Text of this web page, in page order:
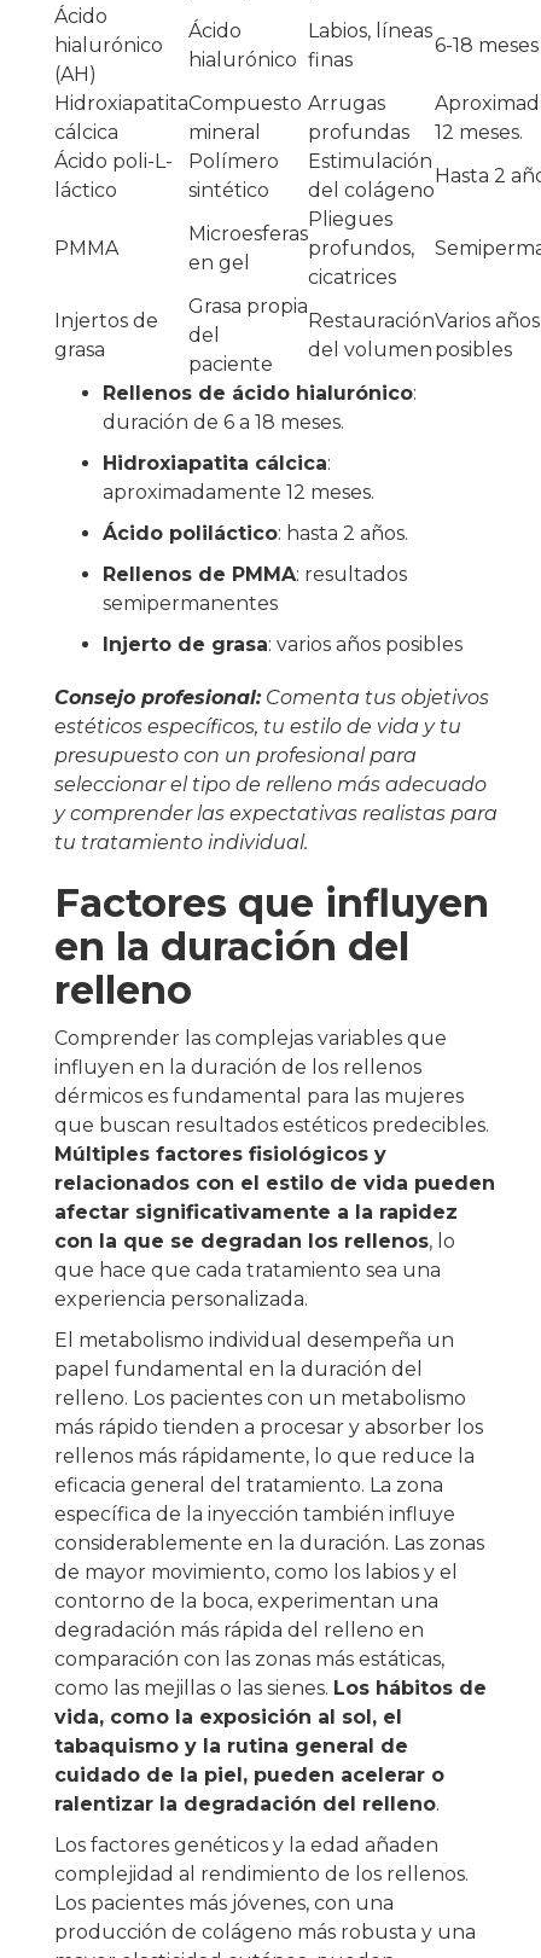
Ácido
hialurónico
(AH)
Ácido
hialurónico
Labios, líneas
finas
6-18 meses
Hidroxiapatita
cálcica
Compuesto
mineral
Arrugas
profundas
12 meses.
Ácido poli-L-
láctico
Polímero
sintético
Estimulación
del colágeno
Hasta 2
PMMA
Microesferas
en gel
Pliegues
profundos,
cicatrices
Injertos de
grasa
Grasa propia
del
paciente
Restauración
del volumen
Varios años
posibles
Rellenos de ácido hialurónico:
duración de 6 a 18 meses.
Hidroxiapatita cálcica:
aproximadamente 12 meses.
Ácido poliláctico: hasta 2 años.
Rellenos de PMMA: resultados
semipermanentes
Injerto de grasa: varios años posibles
Consejo profesional: Comenta tus objetivos
estéticos específicos, tu estilo de vida y tu
presupuesto con un profesional para
seleccionar el tipo de relleno más adecuado
y comprender las expectativas realistas para
tu tratamiento individual.
Factores que influyen
en la duración del
relleno
Comprender las complejas variables que
influyen en la duración de los rellenos
dérmicos es fundamental para las mujeres
que buscan resultados estéticos predecibles.
Múltiples factores fisiológicos y
relacionados con el estilo de vida pueden
afectar significativamente a la rapidez
con la que se degradan los rellenos, lo
que hace que cada tratamiento sea una
experiencia personalizada.
El metabolismo individual desempeña un
papel fundamental en la duración del
relleno. Los pacientes con un metabolismo
más rápido tienden a procesar y absorber los
rellenos más rápidamente, lo que reduce la
eficacia general del tratamiento. La zona
específica de la inyección también influye
considerablemente en la duración. Las zonas
de mayor movimiento, como los labios y el
contorno de la boca, experimentan una
degradación más rápida del relleno en
comparación con las zonas más estáticas,
como las mejillas o las sienes. Los hábitos de
vida, como la exposición al sol, el
tabaquismo y la rutina general de
cuidado de la piel, pueden acelerar o
ralentizar la degradación del relleno.
Los factores genéticos y la edad añaden
complejidad al rendimiento de los rellenos.
Los pacientes más jóvenes, con una
producción de colágeno más robusta y una